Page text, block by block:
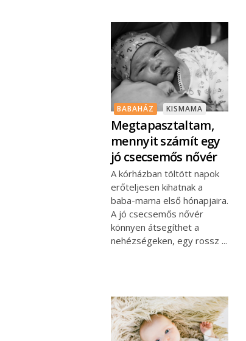
BABAHÁZ KISMAMA
Megtapasztaltam,
mennyit számít egy
jó csecsemős nővér
A kórházban töltött napok
erőteljesen kihatnak a
baba-mama első hónapjaira.
A jó csecsemős nővér
könnyen átsegíthet a
nehézségeken, egy rossz